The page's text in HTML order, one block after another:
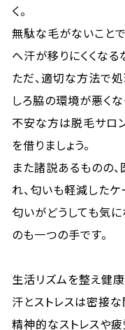
く。
無駄な毛がないこと
へ汗が移りにくくなる
ただ、適切な方法で
しろ脇の環境が悪くな
不安な方は脱毛サロ
を借りましょう。
また諸説あるものの
れ、匂いも軽減したケ
匂いがどうしても気
のも一つの手です。
生活リズムを整え健
汗とストレスは密接な
精神的なストレスや